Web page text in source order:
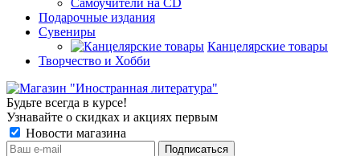
Подарочные издания
Сувениры
Канцелярские товары
Творчество и Хобби
Будьте всегда в курсе!
Узнавайте о скидках и акциях первым
Новости магазина